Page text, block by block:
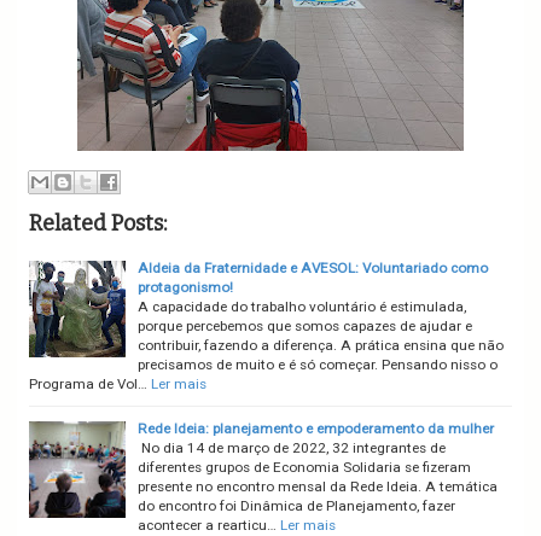
Related Posts:
Aldeia da Fraternidade e AVESOL: Voluntariado como
protagonismo!
A capacidade do trabalho voluntário é estimulada,
porque percebemos que somos capazes de ajudar e
contribuir, fazendo a diferença. A prática ensina que não
precisamos de muito e é só começar. Pensando nisso o
Programa de Vol… Ler mais
Rede Ideia: planejamento e empoderamento da mulher
No dia 14 de março de 2022, 32 integrantes de
diferentes grupos de Economia Solidaria se fizeram
presente no encontro mensal da Rede Ideia. A temática
do encontro foi Dinâmica de Planejamento, fazer
acontecer a rearticu… Ler mais